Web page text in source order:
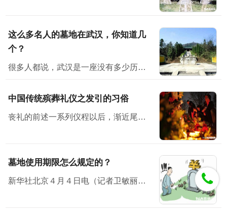
这么多名人的墓地在武汉，你知道几
个？
很多人都说，武汉是一座没有多少历史感的城市。但其实不然，它有它的韵味。也许，你在武汉没有见过多少历史古迹、文物等，但其实它就隐藏在你身边，只是你没有发现而已。不说别的，位于武汉的古墓地就有多座...
中国传统殡葬礼仪之发引的习俗
丧礼的前述一系列仪程以后，渐近尾声即发引、下葬了。按古礼来看，三月而葬，时间太长，尸体不易保存，生者也不胜其劳。因而，古时候就有所谓“渴葬”、“血葬”即七天之内不卜而葬。后世的停...
墓地使用期限怎么规定的？
新华社北京４月４日电（记者卫敏丽）中国民政部有关担任人４日说，墓地运用期限与其土地性质和运用年限有关，普通为５０年或７０年。近期，有媒体报道称“墓地的运用期限为２０年”，这种提法存在误区。